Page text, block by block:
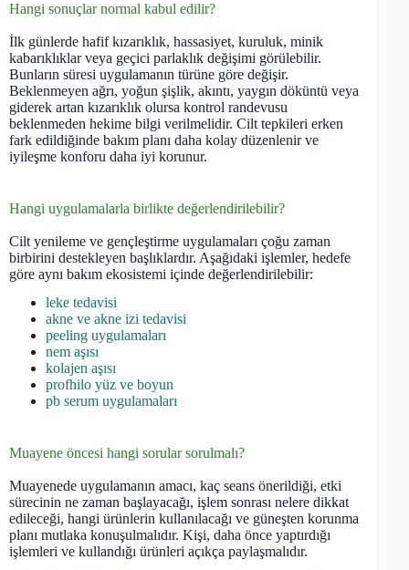
Hangi sonuçlar normal kabul edilir?
İlk günlerde hafif kızarıklık, hassasiyet, kuruluk, minik
kabarıklıklar veya geçici parlaklık değişimi görülebilir.
Bunların süresi uygulamanın türüne göre değişir.
Beklenmeyen ağrı, yoğun şişlik, akıntı, yaygın döküntü veya
giderek artan kızarıklık olursa kontrol randevusu
beklenmeden hekime bilgi verilmelidir. Cilt tepkileri erken
fark edildiğinde bakım planı daha kolay düzenlenir ve
iyileşme konforu daha iyi korunur.
Hangi uygulamalarla birlikte değerlendirilebilir?
Cilt yenileme ve gençleştirme uygulamaları çoğu zaman
birbirini destekleyen başlıklardır. Aşağıdaki işlemler, hedefe
göre aynı bakım ekosistemi içinde değerlendirilebilir:
leke tedavisi
akne ve akne izi tedavisi
peeling uygulamaları
nem aşısı
kolajen aşısı
profhilo yüz ve boyun
pb serum uygulamaları
Muayene öncesi hangi sorular sorulmalı?
Muayenede uygulamanın amacı, kaç seans önerildiği, etki
sürecinin ne zaman başlayacağı, işlem sonrası nelere dikkat
edileceği, hangi ürünlerin kullanılacağı ve güneşten korunma
planı mutlaka konuşulmalıdır. Kişi, daha önce yaptırdığı
işlemleri ve kullandığı ürünleri açıkça paylaşmalıdır.